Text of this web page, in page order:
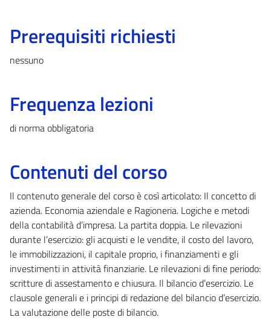
Prerequisiti richiesti
nessuno
Frequenza lezioni
di norma obbligatoria
Contenuti del corso
Il contenuto generale del corso è così articolato: Il concetto di
azienda. Economia aziendale e Ragioneria. Logiche e metodi
della contabilità d’impresa. La partita doppia. Le rilevazioni
durante l’esercizio: gli acquisti e le vendite, il costo del lavoro,
le immobilizzazioni, il capitale proprio, i finanziamenti e gli
investimenti in attività finanziarie. Le rilevazioni di fine periodo:
scritture di assestamento e chiusura. Il bilancio d’esercizio. Le
clausole generali e i principi di redazione del bilancio d’esercizio.
La valutazione delle poste di bilancio.